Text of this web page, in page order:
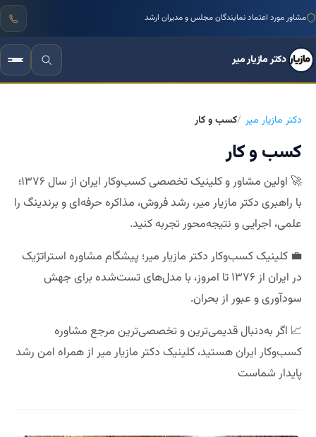
منتور بیش از ۱۰۰۰ کسب‌وکار ایرانی
دکتر مازیار میر
دکتر مازیار میر کسب و کار
کسب و کار
🚀 اولین مشاور و کلینیک تخصصی کسب‌وکار ایران از سال ۱۳۷۶؛
با راهبری دکتر مازیار میر، رشد فروش، مذاکره حرفه‌ای و برندینگ را
علمی، اجرایی و نتیجه‌محور تجربه کنید.
💼 کلینیک کسب‌وکار دکتر مازیار میر؛ پیشگام مشاوره استراتژیک
در ایران از ۱۳۷۶ تا امروز، با مدل‌های تست‌شده برای جهش
سودآوری و عبور از بحران.
📈 اگر به‌دنبال قدیمی‌ترین و تخصصی‌ترین مرجع مشاوره
کسب‌وکار ایران هستید، کلینیک دکتر مازیار میر از همراه امن رشد
پایدار شماست